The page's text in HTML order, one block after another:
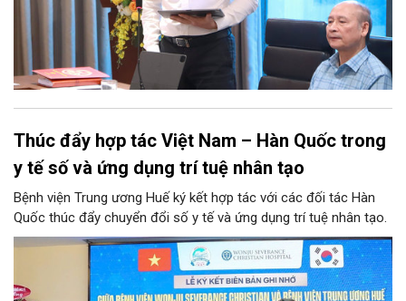
Thúc đẩy hợp tác Việt Nam – Hàn Quốc trong
y tế số và ứng dụng trí tuệ nhân tạo
Bệnh viện Trung ương Huế ký kết hợp tác với các đối tác Hàn
Quốc thúc đẩy chuyển đổi số y tế và ứng dụng trí tuệ nhân tạo.